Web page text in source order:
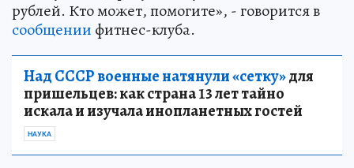
рублей. Кто может, помогите», - говорится в
сообщении фитнес-клуба.
Над СССР военные натянули «сетку»для
пришельцев: как страна 13 лет тайно
искала и изучала инопланетных гостей
НАУКА